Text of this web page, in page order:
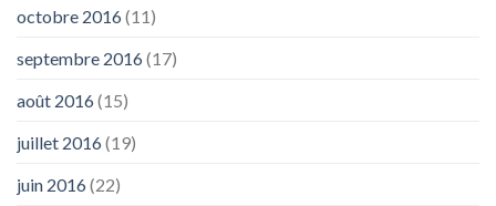
octobre 2016(11)
septembre 2016(17)
août 2016(15)
juillet 2016(19)
juin 2016(22)